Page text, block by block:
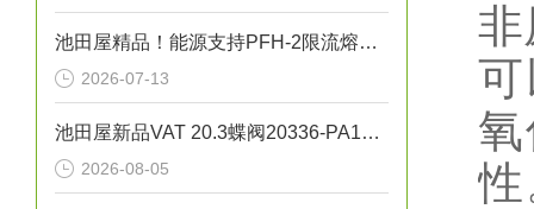
池田屋精品！能源支持PFH-2限流熔断器式高压断路器技术参数
2026-07-13
池田屋新品VAT 20.3蝶阀20336-PA14正式发布
2026-08-05
非